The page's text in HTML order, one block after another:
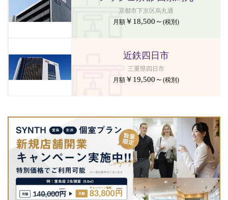
京都市下京区烏丸通
月額 ￥18,500～ (税別)
近鉄四日市
三重県四日市
月額 ￥19,500～ (税別)